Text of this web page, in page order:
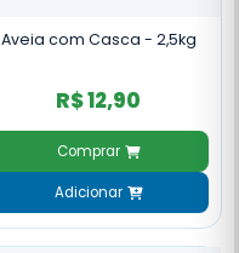
Aveia com Casca - 2,5kg
R$ 12,90
Comprar
Adicionar